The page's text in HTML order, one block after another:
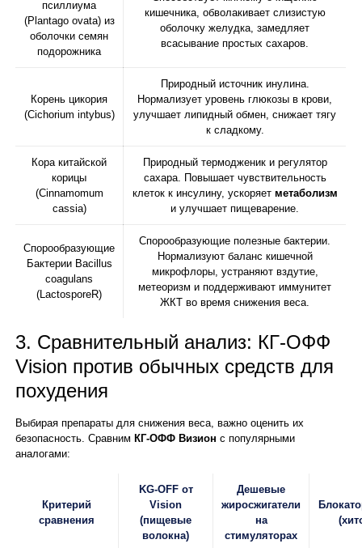
псиллиума
(Plantago ovata) из
оболочки семян
подорожника
кишечника, обволакивает слизистую
оболочку желудка, замедляет
всасывание простых сахаров.
Корень цикория
(Cichorium intybus)
Природный источник инулина.
Нормализует уровень глюкозы в крови,
улучшает липидный обмен, снижает тягу
к сладкому.
Кора китайской
корицы
(Cinnamomum
cassia)
Природный термодженик и регулятор
сахара. Повышает чувствительность
клеток к инсулину, ускоряет метаболизм
и улучшает пищеварение.
Спорообразующие
Бактерии Bacillus
coagulans
(LactosporeR)
Спорообразующие полезные бактерии.
Нормализуют баланс кишечной
микрофлоры, устраняют вздутие,
метеоризм и поддерживают иммунитет
ЖКТ во время снижения веса.
3. Сравнительный анализ: КГ-ОФФ
Vision против обычных средств для
похудения
Выбирая препараты для снижения веса, важно оценить их
безопасность. СравнимКГ-ОФФ Визион с популярными
аналогами:
Критерий
сравнения
KG-OFF от
Vision
(пищевые
волокна)
Дешевые
жиросжигатели
на
стимуляторах